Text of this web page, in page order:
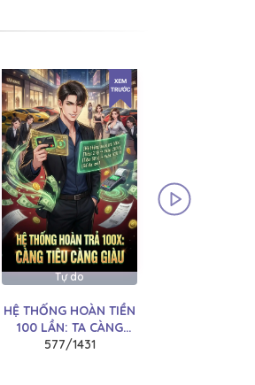
Tự do
HỆ THỐNG HOÀN TIỀN
100 LẦN: TA CÀNG
TIÊU CÀNG GIÀU
577/1431